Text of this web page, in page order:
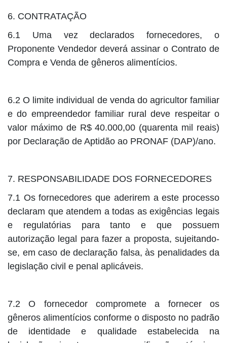
6. CONTRATAÇÃO
6.1 Uma vez declarados fornecedores, o
Proponente Vendedor deverá assinar o Contrato de
Compra e Venda de gêneros alimentícios.
6.2 O limite individual de venda do agricultor familiar
e do empreendedor familiar rural deve respeitar o
valor máximo de R$ 40.000,00 (quarenta mil reais)
por Declaração de Aptidão ao PRONAF (DAP)/ano.
7. RESPONSABILIDADE DOS FORNECEDORES
7.1 Os fornecedores que aderirem a este processo
declaram que atendem a todas as exigências legais
e regulatórias para tanto e que possuem
autorização legal para fazer a proposta, sujeitando-
se, em caso de declaração falsa, às penalidades da
legislação civil e penal aplicáveis.
7.2 O fornecedor compromete a fornecer os
gêneros alimentícios conforme o disposto no padrão
de identidade e qualidade estabelecida na